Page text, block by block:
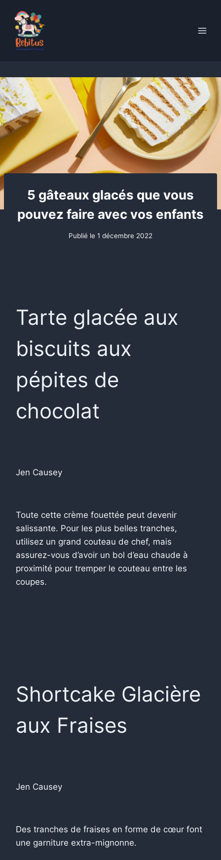
content
5 gâteaux glacés que vous
pouvez faire avec vos enfants
Publié le 1 décembre 2022
Tarte glacée aux
biscuits aux
pépites de
chocolat
Jen Causey
Toute cette crème fouettée peut devenir
salissante. Pour les plus belles tranches,
utilisez un grand couteau de chef, mais
assurez-vous d’avoir un bol d’eau chaude à
proximité pour tremper le couteau entre les
coupes.
Shortcake Glacière
aux Fraises
Jen Causey
Des tranches de fraises en forme de cœur font
une garniture extra-mignonne.